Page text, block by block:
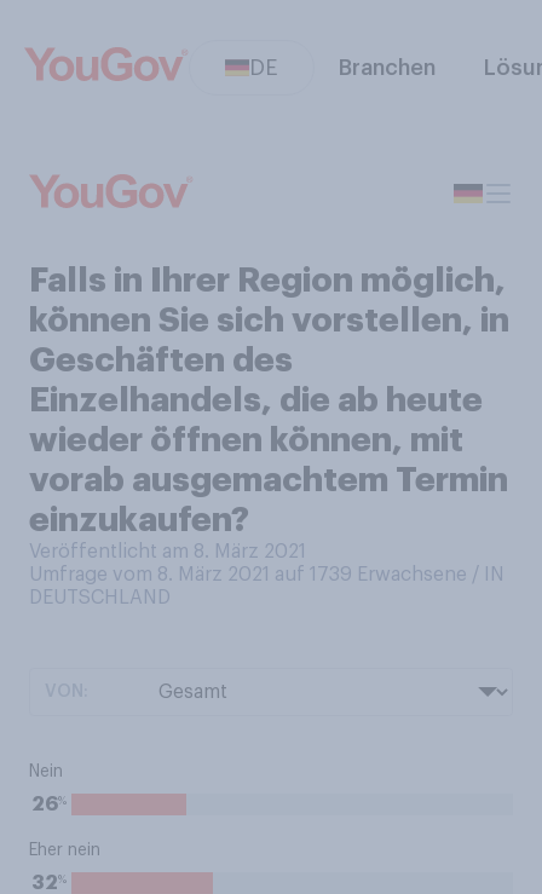
DE Branchen
Falls in Ihrer Region möglich,
können Sie sich vorstellen, in
Geschäften des
Einzelhandels, die ab heute
wieder öffnen können, mit
vorab ausgemachtem Termin
einzukaufen?
Veröffentlicht am 8. März 2021
Umfrage vom 8. März 2021 auf 1739 Erwachsene / IN
DEUTSCHLAND
Nein
26%
Eher nein
32%